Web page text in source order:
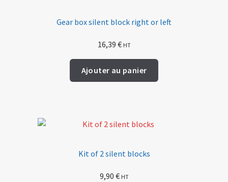
Gear box silent block right or left
16,39 € HT
Ajouter au panier
Kit of 2 silent blocks
9,90 € HT